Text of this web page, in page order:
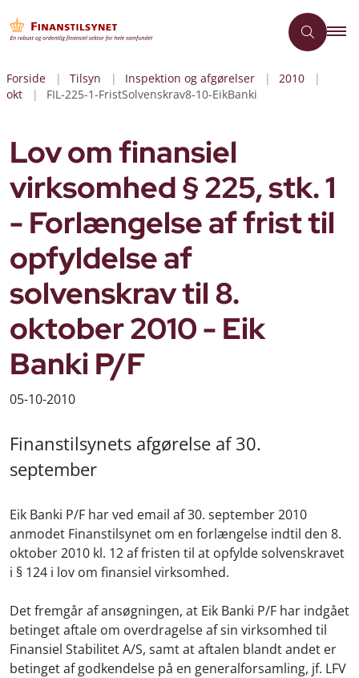
Forside Tilsyn Inspektion og afgørelser
2010
okt
FIL-225-1-FristSolvenskrav8-10-EikBanki
Lov om finansiel
virksomhed § 225, stk. 1
- Forlængelse af frist til
opfyldelse af
solvenskrav til 8.
oktober 2010 - Eik
Banki P/F
05-10-2010
Finanstilsynets afgørelse af 30.
september
Eik Banki P/F har ved email af 30. september 2010
anmodet Finanstilsynet om en forlængelse indtil den 8.
oktober 2010 kl. 12 af fristen til at opfylde solvenskravet
i § 124 i lov om finansiel virksomhed.
Det fremgår af ansøgningen, at Eik Banki P/F har indgået
betinget aftale om overdragelse af sin virksomhed til
Finansiel Stabilitet A/S, samt at aftalen blandt andet er
betinget af godkendelse på en generalforsamling, jf. LFV